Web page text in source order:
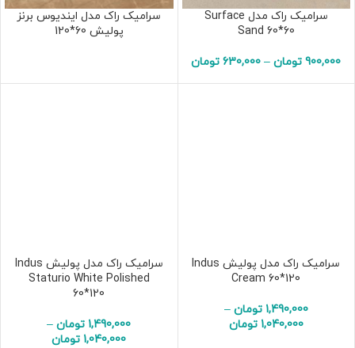
سرامیک راک مدل Surface
Sand 60*60
900,000 تومان –
630,000 تومان
سرامیک راک مدل ایندیوس برنز
پولیش 60*120
سرامیک راک مدل پولیش Indus
Cream 60*120
1,490,000 تومان –
1,040,000 تومان
سرامیک راک مدل پولیش Indus
Staturio White Polished
60*120
1,490,000 تومان –
1,040,000 تومان